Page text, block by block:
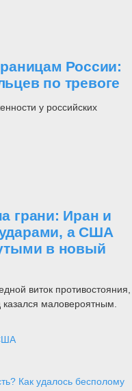
России:
по тревоге
у российских
грани: Иран и
а США
в новый
виток противостояния,
казался маловероятным.
Как удалось бесполому